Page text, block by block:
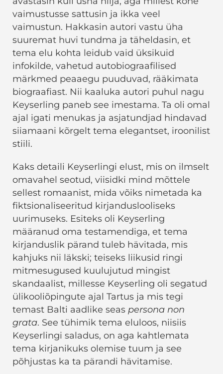
vaimustusse sattusin ja ikka veel
vaimustun. Hakkasin autori vastu üha
suuremat huvi tundma ja täheldasin, et
tema elu kohta leidub vaid üksikuid
infokilde, vahetud autobiograafilised
märkmed peaaegu puuduvad, rääkimata
biograafiast. Nii kaaluka autori puhul nagu
Keyserling paneb see imestama. Ta oli omal
ajal igati menukas ja asjatundjad hindavad
siiamaani kõrgelt tema elegantset, iroonilist
stiili.
Kaks detaili Keyserlingi elust, mis on ilmselt
omavahel seotud, viisidki mind mõttele
sellest romaanist, mida võiks nimetada ka
fiktsionaliseeritud kirjanduslooliseks
uurimuseks. Esiteks oli Keyserling
määranud oma testamendiga, et tema
kirjanduslik pärand tuleb hävitada, mis
kahjuks nii läkski; teiseks liikusid ringi
mitmesugused kuulujutud mingist
skandaalist, millesse Keyserling oli segatud
ülikooliõpingute ajal Tartus ja mis tegi
temast Balti aadlike seas persona non
grata. See tühimik tema eluloos, niisiis
Keyserlingi saladus, on aga kahtlemata
tema kirjanikuks olemise tuum ja see
põhjustas ka ta pärandi hävitamise.